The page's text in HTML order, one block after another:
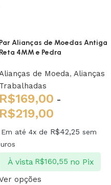
Par Alianças de Moedas Antiga
Reta 4MM e Pedra
de Moeda, Alianças
Trabalhadas
R$169,00 -
R$219,00
Em até 4x de R$42,25 sem
À vista R$160,55 no Pix
opções